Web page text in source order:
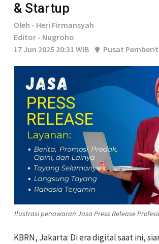
& Startup
Oleh - Heri Firmansyah
Editor - Nugroho
17 Jun 2025 20:31 WIB
Pusat
Ilustrasi penawaran Jasa Press Release
KBRN, Jakarta: Di era digital saat ini,